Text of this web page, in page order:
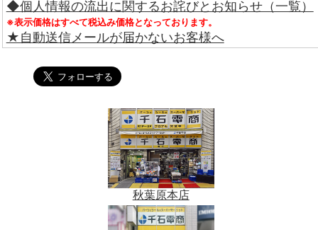
◆個人情報の流出に関するお詫びとお知らせ（一覧）
※表示価格はすべて税込み価格となっております。
★自動送信メールが届かないお客様へ
秋葉原本店